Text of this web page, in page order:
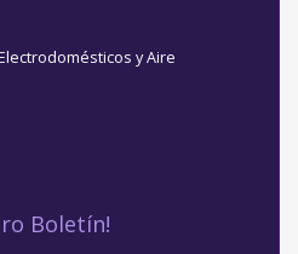
y Aire
Boletín!